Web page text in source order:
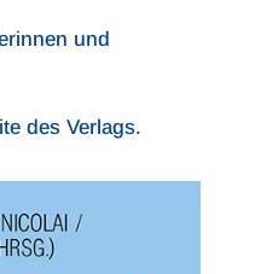
und
des Verlags.